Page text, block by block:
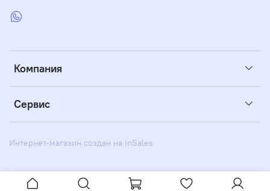
Компания
Сервис
Интернет-магазин создан на inSales